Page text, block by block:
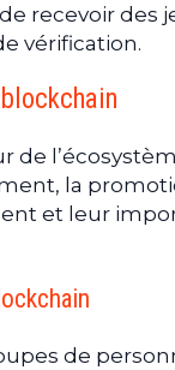
recevoir des
vérification.
la
et leur
de